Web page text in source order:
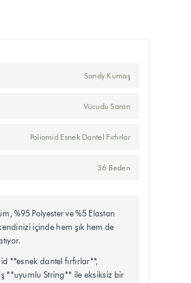
Sandy Kumaş
Vücudu Saran
Poliamid Esnek Dantel Fırfırlar
36 Beden
%95 Polyester ve %5 Elastan
içinde hem şık hem de
**esnek dantel fırfırlar**,
**uyumlu String** ile eksiksiz bir